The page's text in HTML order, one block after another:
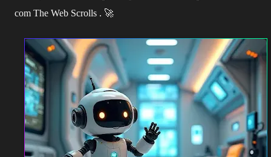
com The Web Scrolls . 🚀